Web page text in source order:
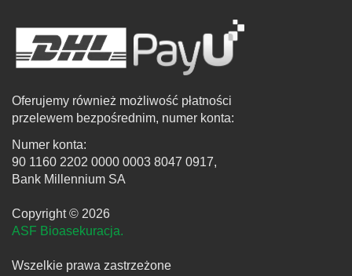
Oferujemy również możliwość płatności
przelewem bezpośrednim, numer konta:
Numer konta:
90 1160 2202 0000 0003 8047 0917,
Bank Millennium SA
Copyright © 2026
ASF Bioasekuracja.
Wszelkie prawa zastrzeżone